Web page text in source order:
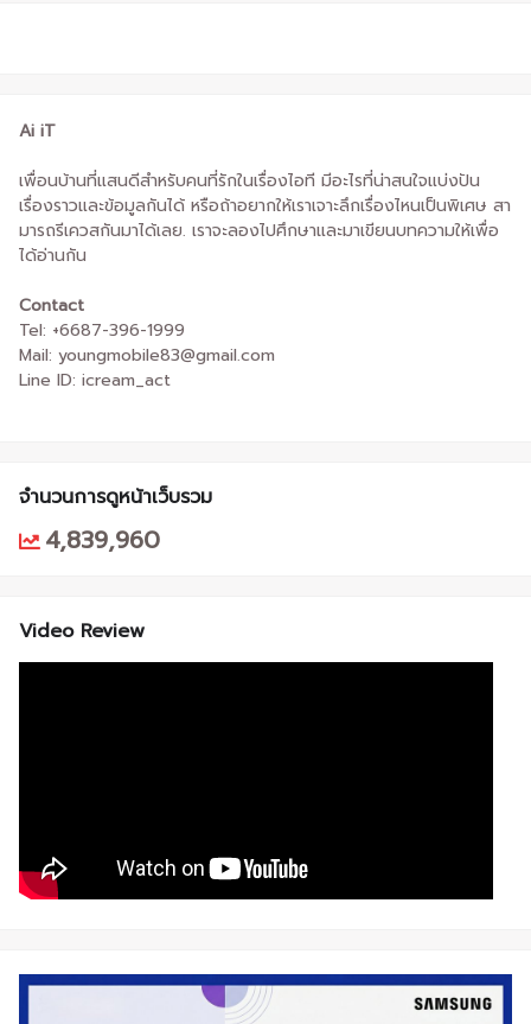
Ai iT
เพื่อนบ้านที่แสนดีสำหรับคนที่รักในเรื่องไอที มีอะไรที่น่าสนใจแบ่งปัน
เรื่องราวและข้อมูลกันได้ หรือถ้าอยากให้เราเจาะลึกเรื่องไหนเป็นพิเศษ สา
มารถรีเควสกันมาได้เลย. เราจะลองไปศึกษาและมาเขียนบทความให้เพื่อ
ได้อ่านกัน
Contact
Tel: +6687-396-1999
Mail: youngmobile83@gmail.com
Line ID: icream_act
จำนวนการดูหน้าเว็บรวม
4,839,960
Video Review